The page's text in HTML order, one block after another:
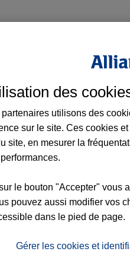
à Cagnes-sur-
des
partenaires utilisons des
sur le site. Ces cookies
site, en mesurer la
le bouton "Accepter" vous
pouvez aussi modifier vos
dans le pied de page.
Gérer les cookies et